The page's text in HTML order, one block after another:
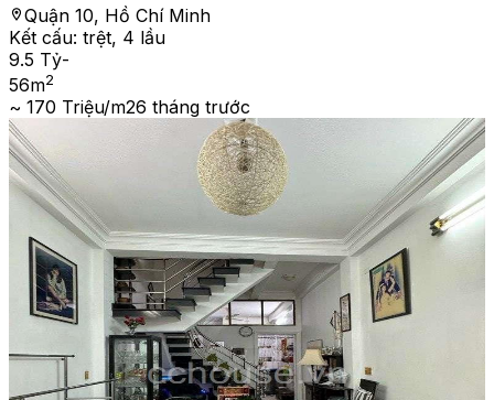
Quận 10, Hồ Chí Minh
Kết cấu: trệt, 4 lầu
9.5 Tỷ-
56m2
~ 170 Triệu/m26 tháng trước